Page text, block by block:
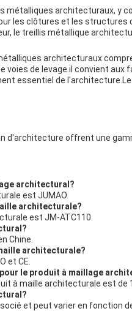
métalliques architecturaux, y
les clôtures et les
le treillis métallique
architecturaux
de levage.il convient
essentiel de
d'architecture offrent une
architectural?
est JUMAO.
architecturale?
est JM-ATC110.
Chine.
architecturale?
et CE.
le produit à maillage
à maille architecturale est de
et peut varier en fonction